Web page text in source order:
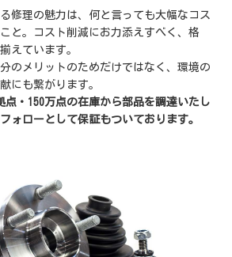
万点の在庫から
修理の魅力は、何と言っても大幅なコス
と。コスト削減にお力添えすべく、格
えています。
のメリットのためだけではなく、環境の
にも繋がります。
点・150万点の在庫から部品を調達いたし
ォローとして保証もついております。